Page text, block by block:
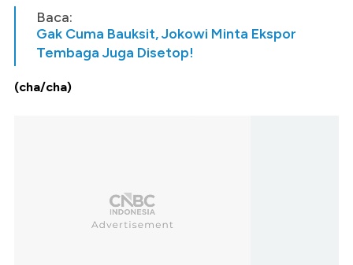
Baca:
Gak Cuma Bauksit, Jokowi Minta Ekspor
Tembaga Juga Disetop!
(cha/cha)